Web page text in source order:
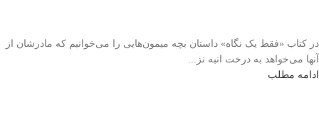
در کتاب «فقط یک نگاه» داستان بچه میمون‌هایی را می‌خوانیم که مادرشان از
آنها می‌خواهد به درخت انبه نز...
ادامه مطلب